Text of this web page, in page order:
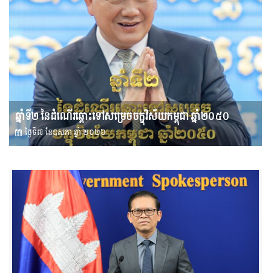
ឆ្នាំទី២ នៃដំណើរឆ្ពោះទៅសម្រេច​ចក្ខុវិស័យ​កម្ពុជា ឆ្នាំ២០៥០
ថ្ងៃទី៧ ខែ​ឧសភា ឆ្នាំ ២០២៦